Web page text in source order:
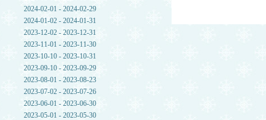
2024-02-01 - 2024-02-29
2024-01-02 - 2024-01-31
2023-12-02 - 2023-12-31
2023-11-01 - 2023-11-30
2023-10-10 - 2023-10-31
2023-09-10 - 2023-09-29
2023-08-01 - 2023-08-23
2023-07-02 - 2023-07-26
2023-06-01 - 2023-06-30
2023-05-01 - 2023-05-30